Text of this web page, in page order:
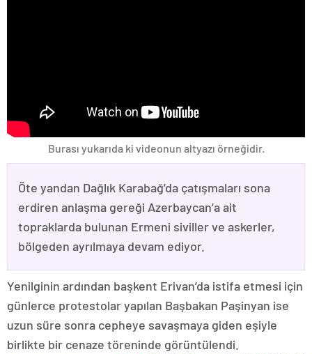
Burası yukarıda ki videonun altyazı örneğidir.
Öte yandan Dağlık Karabağ’da çatışmaları sona
erdiren anlaşma gereği Azerbaycan’a ait
topraklarda bulunan Ermeni siviller ve askerler,
bölgeden ayrılmaya devam ediyor.
Yenilginin ardından başkent Erivan’da istifa etmesi için
günlerce protestolar yapılan Başbakan Paşinyan ise
uzun süre sonra cepheye savaşmaya giden eşiyle
birlikte bir cenaze töreninde görüntülendi.